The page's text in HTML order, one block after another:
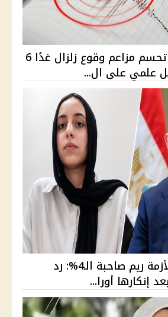
البحوث الفلكية تحسم مزاعم وقوع زلزال غدًا 6
علمي على ال...
القصة الكاملة لأزمة ريم صاحبة الـ4%: رد
إنكارها أورا...